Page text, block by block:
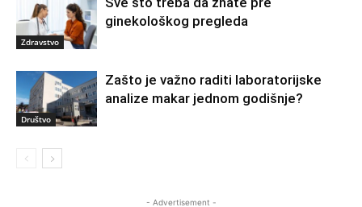
Zdravstvo
ginekološkog pregleda
Društvo
Zašto je važno raditi laboratorijske
analize makar jednom godišnje?
- Advertisement -